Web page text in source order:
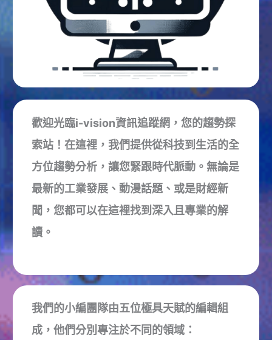
歡迎光臨i-vision資訊追蹤網，您的趨勢探
索站！在這裡，我們提供從科技到生活的全
方位趨勢分析，讓您緊跟時代脈動。無論是
最新的工業發展、動漫話題、或是財經新
聞，您都可以在這裡找到深入且專業的解
讀。
我們的小編團隊由五位極具天賦的編輯組
成，他們分別專注於不同的領域：